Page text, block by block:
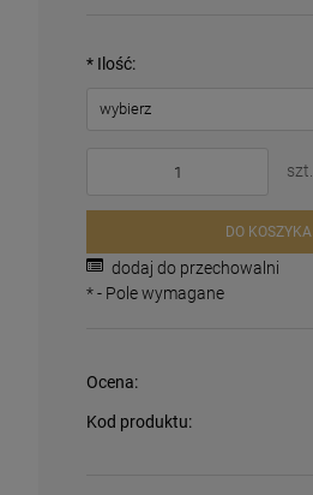
* Ilość:
szt.
DO KOSZYKA
dodaj do przechowalni
*- Pole wymagane
Ocena:
Kod produktu: